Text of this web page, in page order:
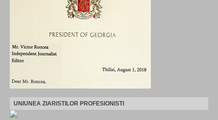
UNIUNEA ZIARISTILOR PROFESIONISTI